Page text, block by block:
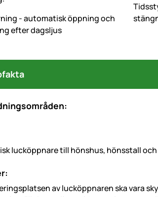
- automatisk öppning och
efter dagsljus
lucköppnare till hönshus, hönsstall
av lucköppnaren ska vara